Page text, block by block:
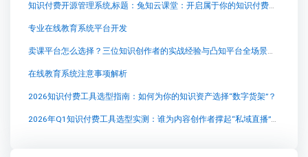
知识付费开源管理系统,标题：兔知云课堂：开启属于你的知识付费新时代
专业在线教育系统平台开发
卖课平台怎么选择？三位知识创作者的实战经验与凸知平台全场景解析
在线教育系统注意事项解析
2026知识付费工具选型指南：如何为你的知识资产选择“数字货架”？
2026年Q1知识付费工具选型实测：谁为内容创作者撑起“私域直播”的场子？